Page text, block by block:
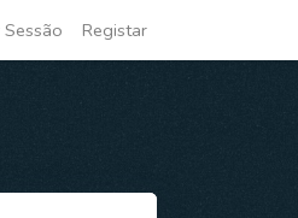
Sessão Registar